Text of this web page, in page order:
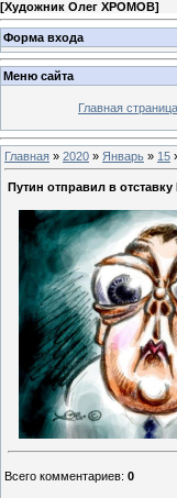
[Художник Олег ХРОМОВ]
Форма входа
Меню сайта
Главная страница
Главная » 2020 » Январь » 15
Путин отправил в
Всего комментариев: 0